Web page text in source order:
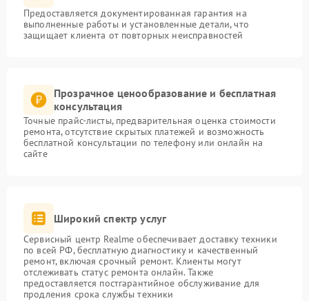
Предоставляется документированная гарантия на
выполненные работы и установленные детали, что
защищает клиента от повторных неисправностей
Прозрачное ценообразование и бесплатная
консультация
Точные прайс-листы, предварительная оценка стоимости
ремонта, отсутствие скрытых платежей и возможность
бесплатной консультации по телефону или онлайн на
сайте
Широкий спектр услуг
Сервисный центр Realme обеспечивает доставку техники
по всей РФ, бесплатную диагностику и качественный
ремонт, включая срочный ремонт. Клиенты могут
отслеживать статус ремонта онлайн. Также
предоставляется постгарантийное обслуживание для
продления срока службы техники